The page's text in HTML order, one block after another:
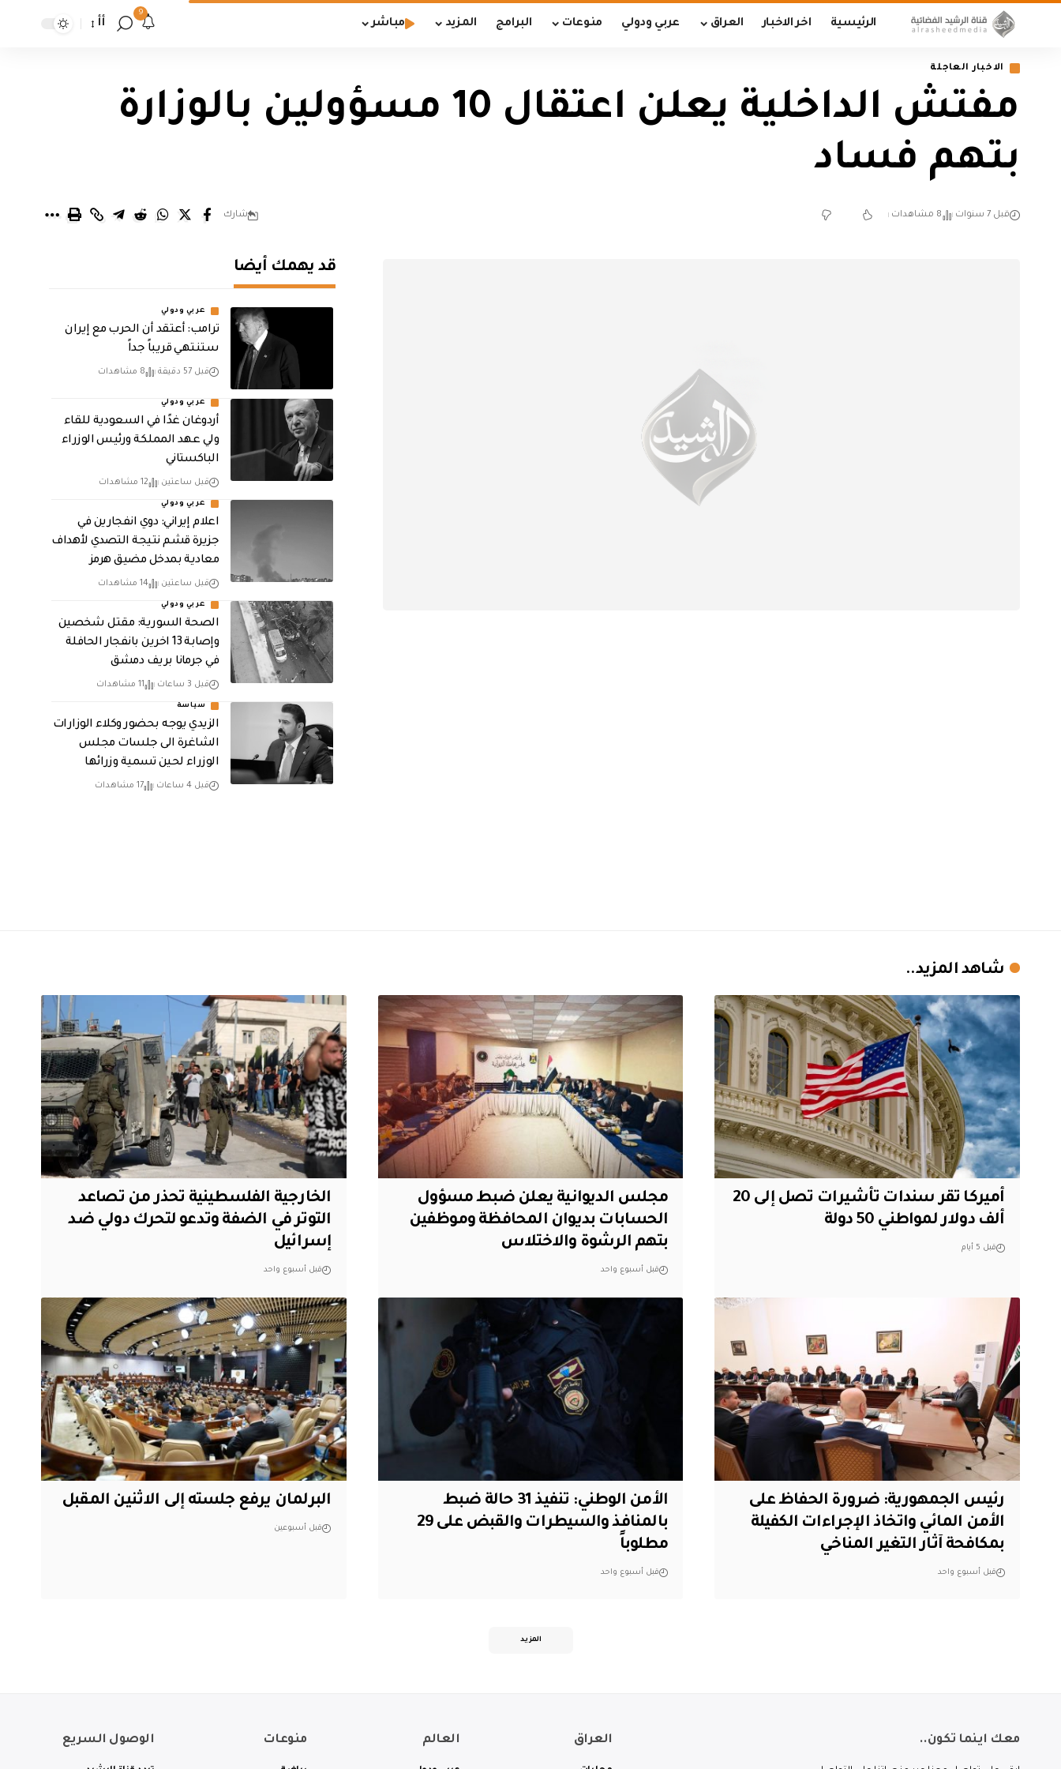
الرئيسية اخر الاخبار العراق عربي ودولي منوعات البرامج المزيد مباشر
9
أأ
الاخبار العاجلة
مفتش الداخلية يعلن اعتقال 10 مسؤولين بالوزارة
بتهم فساد
قبل 7 سنوات 8 مشاهدات شارك
قد يهمك أيضا
عربي ودولي
‏ترامب: أعتقد أن الحرب مع إيران
ستنتهي قريباً جداً
قبل 57 دقيقة 8 مشاهدات
عربي ودولي
أردوغان غدًا في السعودية للقاء
ولي عهد المملكة ورئيس الوزراء
الباكستاني
قبل ساعتين 12 مشاهدات
عربي ودولي
اعلام إيراني: دوي انفجارين في
جزيرة قشم نتيجة التصدي لأهداف
معادية بمدخل مضيق هرمز
قبل ساعتين 14 مشاهدات
عربي ودولي
الصحة السورية: مقتل شخصين
وإصابة 13 اخرين بانفجار الحافلة
في جرمانا بريف دمشق
قبل 3 ساعات 11 مشاهدات
سياسة
الزيدي يوجه بحضور وكلاء الوزارات
الشاغرة الى جلسات مجلس
الوزراء لحين تسمية وزرائها
قبل 4 ساعات 17 مشاهدات
شاهد المزيد..
أميركا تقر سندات تأشيرات تصل إلى 20
ألف دولار لمواطني 50 دولة
قبل 5 أيام
مجلس الديوانية يعلن ضبط مسؤول
الحسابات بديوان المحافظة وموظفين
بتهم الرشوة والاختلاس
قبل أسبوع واحد
الخارجية الفلسطينية تحذر من تصاعد
التوتر في الضفة وتدعو لتحرك دولي ضد
إسرائيل
قبل أسبوع واحد
رئيس الجمهورية: ضرورة الحفاظ على
الأمن المائي واتخاذ الإجراءات الكفيلة
بمكافحة آثار التغير المناخي
قبل أسبوع واحد
الأمن الوطني: تنفيذ 31 حالة ضبط
بالمنافذ والسيطرات والقبض على 29
مطلوباً
قبل أسبوع واحد
البرلمان يرفع جلسته إلى الاثنين المقبل
قبل أسبوعين
المزيد
معك اينما تكون.. العراق العالم منوعات الوصول السريع